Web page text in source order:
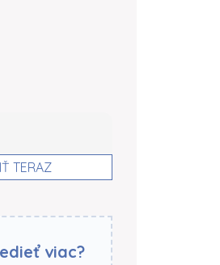
TERAZ
viac?